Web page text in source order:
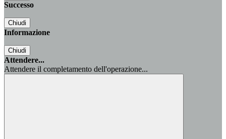
Successo
Chiudi
Informazione
Chiudi
Attendere...
Attendere il completamento dell'operazione...